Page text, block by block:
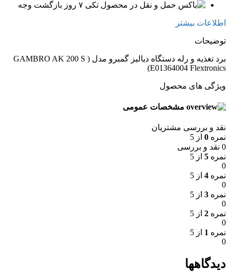
۷ روز بازگشت وجه
اطلاعات بیشتر
توضیحات
برد تغذیه و رله دستگاه دیالیز گمبرو مدل ( GAMBRO AK 200 S
E01364004 Flextronics)
ویژگی های محصول
مشخصات عمومی
نقد و بررسی مشتریان
نمره 0 از 5
0 نقد و بررسی
نمره 5 از 5
0
نمره 4 از 5
0
نمره 3 از 5
0
نمره 2 از 5
0
نمره 1 از 5
0
دیدگاهها